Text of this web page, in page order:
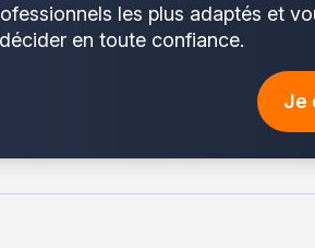
les plus adaptés et
en toute confiance.
Je